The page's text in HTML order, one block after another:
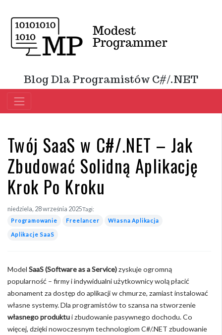
Blog Dla Programistów C#/.NET
Twój SaaS w C#/.NET – Jak
Zbudować Solidną Aplikację
Krok Po Kroku
niedziela, 28 września 2025Tagi:
Programowanie Freelancer Własna Aplikacja
Aplikacje SaaS
Model SaaS (Software as a Service)zyskuje ogromną
popularność – firmy i indywidualni użytkownicy wolą płacić
abonament za dostęp do aplikacji w chmurze, zamiast instalować
własne systemy. Dla programistów to szansa na stworzenie
własnego produktui zbudowanie pasywnego dochodu. Co
więcej, dzięki nowoczesnym technologiom C#/.NET zbudowanie